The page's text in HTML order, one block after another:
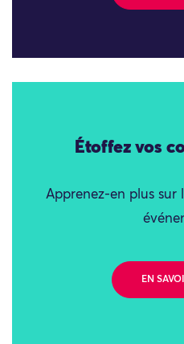
Étoffez vos
Apprenez-en plus sur
EN